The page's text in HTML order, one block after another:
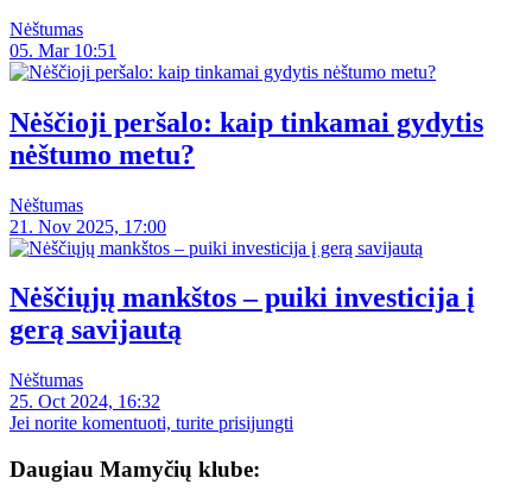
Nėštumas
05. Mar 10:51
Nėščioji peršalo: kaip tinkamai gydytis
nėštumo metu?
Nėštumas
21. Nov 2025, 17:00
Nėščiųjų mankštos – puiki investicija į
gerą savijautą
Nėštumas
25. Oct 2024, 16:32
Jei norite komentuoti, turite prisijungti
Daugiau Mamyčių klube: